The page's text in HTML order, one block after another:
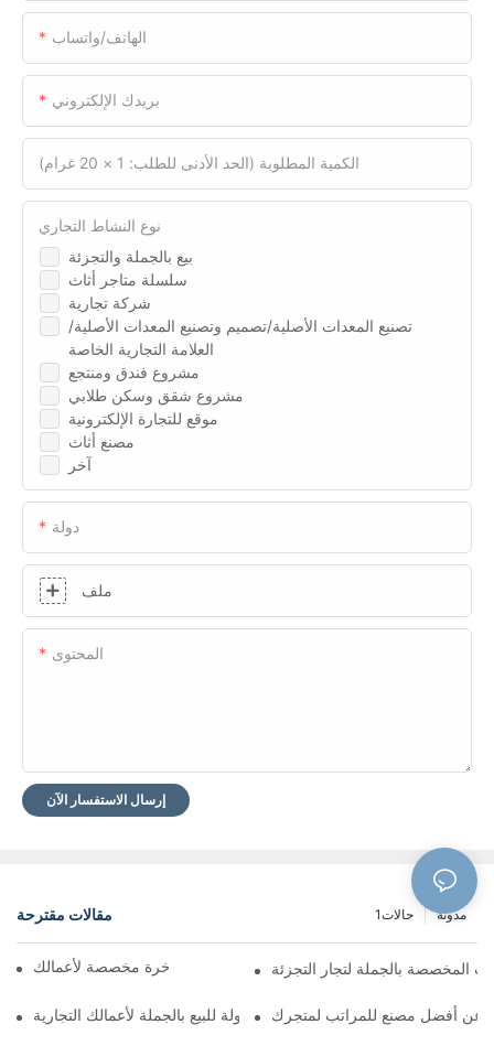
الهاتف/واتساب
بريدك الإلكتروني
الكمية المطلوبة (الحد الأدنى للطلب: 1 × 20 غرام)
بيع بالجملة والتجزئة
سلسلة متاجر أثاث
شركة تجارية
تصنيع المعدات الأصلية/تصميم وتصنيع المعدات الأصلية/
العلامة التجارية الخاصة
مشروع فندق ومنتجع
مشروع شقق وسكن طلابي
موقع للتجارة الإلكترونية
مصنع أثاث
آخر
نوع النشاط التجاري
دولة
ملف
المحتوى
إرسال الاستفسار الآن
مقالات مقترحة مدونة حالات1
مصنعو مراتب فندقية فاخرة مخصصة لأعمالكالمخصصة بالجملة لتجار التجزئة
سرير جلدي بأسعار معقولة للبيع بالجملة لأعمالك التجارية
عن أفضل مصنع للمراتب لمتجرك